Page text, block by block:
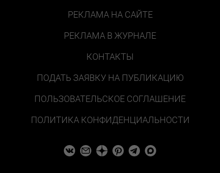
РЕКЛАМА НА САЙТЕ
РЕКЛАМА В ЖУРНАЛЕ
КОНТАКТЫ
ПОДАТЬ ЗАЯВКУ НА ПУБЛИКАЦИЮ
ПОЛЬЗОВАТЕЛЬСКОЕ СОГЛАШЕНИЕ
ПОЛИТИКА КОНФИДЕНЦИАЛЬНОСТИ